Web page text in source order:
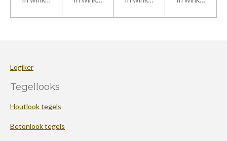
Logiker
Tegellooks
Houtlook tegels
Betonlook tegels